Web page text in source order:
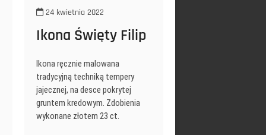
24 kwietnia 2022
Ikona Święty Filip
Ikona ręcznie malowana
tradycyjną techniką tempery
jajecznej, na desce pokrytej
gruntem kredowym. Zdobienia
wykonane złotem 23 ct.